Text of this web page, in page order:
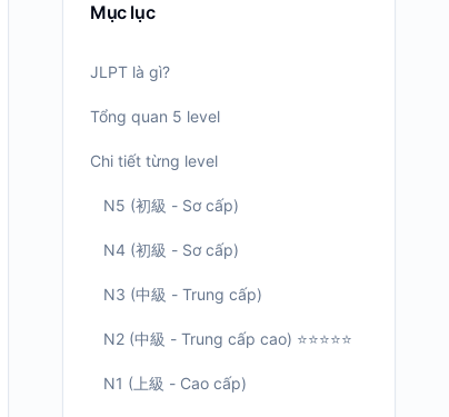
Mục lục
JLPT là gì?
Tổng quan 5 level
Chi tiết từng level
N5 (初級 - Sơ cấp)
N4 (初級 - Sơ cấp)
N3 (中級 - Trung cấp)
N2 (中級 - Trung cấp cao) ⭐⭐⭐⭐⭐
N1 (上級 - Cao cấp)